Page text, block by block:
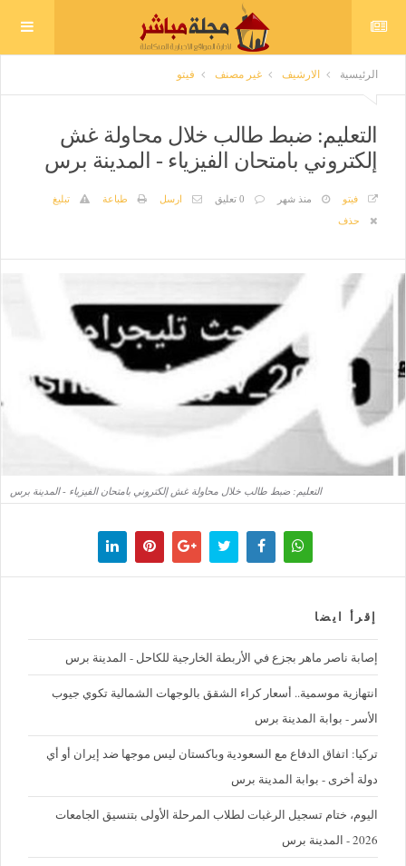
الرئيسية الارشيف غير مصنف فيتو
التعليم: ضبط طالب خلال محاولة غش
إلكتروني بامتحان الفيزياء - المدينة برس
فيتو منذ شهر 0 تعليق ارسل طباعة
تبليغ
حذف
التعليم: ضبط طالب خلال محاولة غش إلكتروني بامتحان الفيزياء - المدينة برس
إقرأ ايضا
إصابة ناصر ماهر بجزع في الأربطة الخارجية للكاحل - المدينة برس
‪انتهازية موسمية.. أسعار كراء الشقق بالوجهات الشمالية تكوي جيوب
الأسر - بوابة المدينة برس
تركيا: اتفاق الدفاع مع السعودية وباكستان ليس موجها ضد إيران أو أي
دولة أخرى - بوابة المدينة برس
اليوم، ختام تسجيل الرغبات لطلاب المرحلة الأولى بتنسيق الجامعات
2026 - المدينة برس